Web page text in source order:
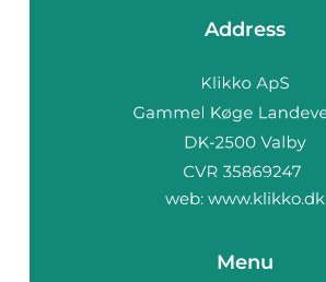
Address
web: www.klikko.dk
Menu